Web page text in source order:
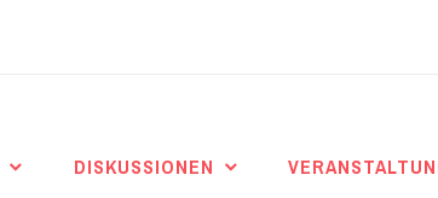
DISKUSSIONEN